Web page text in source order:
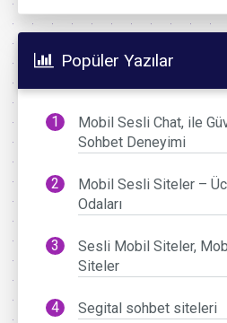
Popüler Yazılar
Mobil Sesli Chat, ile
Sohbet Deneyimi
Mobil Sesli Siteler –
Odaları
Sesli Mobil Siteler,
Siteler
Segital sohbet siteleri